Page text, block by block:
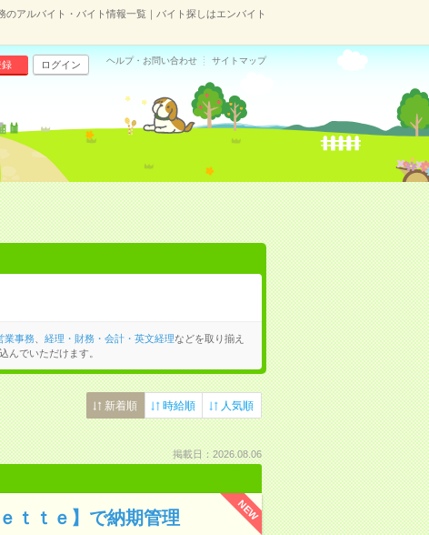
のアルバイト・バイト情報一覧｜バイト探しはエンバイト
ログイン ヘルプ・お問い合わせ サイトマップ
業事務、 経理・財務・会計・英文経理などを取り揃え
んでいただけます。
新着順 時給順 人気順
掲載日：2026.08.06
NEW
ｔｔｅ】で納期管理